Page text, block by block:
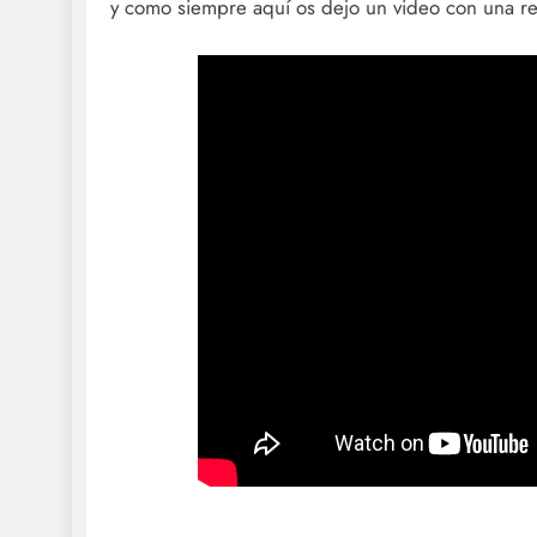
y como siempre aquí os dejo un video con una